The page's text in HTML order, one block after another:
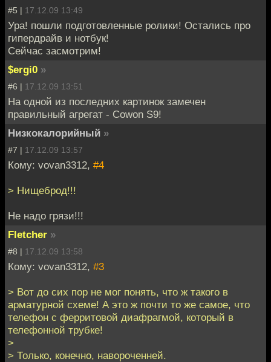
#5 | 17.12.09 13:49
Ура! пошли подготовленные ролики! Остались про
гипердрайв и нотбук!
Сейчас засмотрим!
$ergi0 »
#6 | 17.12.09 13:51
На одной из последних картинок замечен
правильный агрегат - Cowon S9!
Низкокалорийный »
#7 | 17.12.09 13:57
Кому: vovan3312, #4
> Нищеброд!!!
Не надо грязи!!!
Fletcher »
#8 | 17.12.09 13:58
Кому: vovan3312, #3
> Вот до сих пор не мог понять, что ж такого в
арматурной схеме! А это ж почти то же самое, что
телефон с ферритовой диафрагмой, который в
телефонной трубке!
>
> Только, конечно, навороченней.